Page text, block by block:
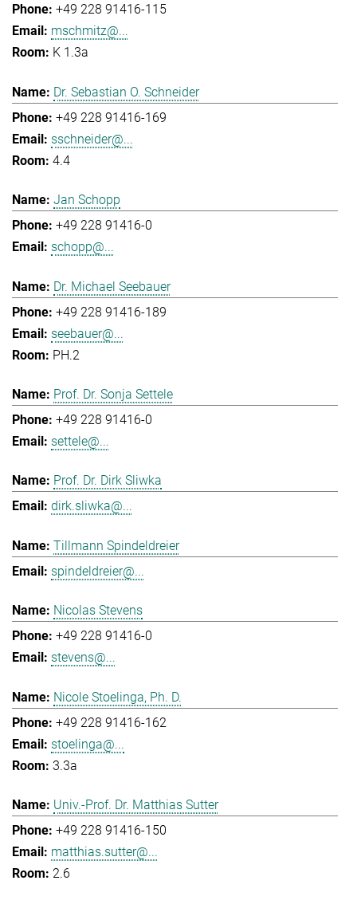
+49 228 91416-115
mschmitz@...
K 1.3a
Dr. Sebastian O. Schneider
+49 228 91416-169
sschneider@...
4.4
Jan Schopp
+49 228 91416-0
schopp@...
Dr. Michael Seebauer
+49 228 91416-189
seebauer@...
PH.2
Prof. Dr. Sonja Settele
+49 228 91416-0
settele@...
Prof. Dr. Dirk Sliwka
dirk.sliwka@...
Tillmann Spindeldreier
spindeldreier@...
Nicolas Stevens
+49 228 91416-0
stevens@...
Nicole Stoelinga, Ph. D.
+49 228 91416-162
stoelinga@...
3.3a
Univ.-Prof. Dr. Matthias Sutter
+49 228 91416-150
matthias.sutter@...
2.6